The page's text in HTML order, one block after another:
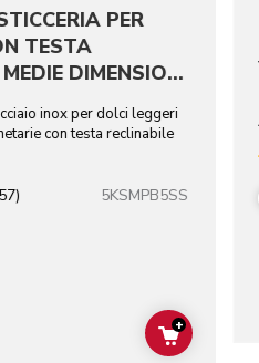
PER
TESTA
DIMENSIONI
inox per dolci leggeri
con testa reclinabile
5KSMPB5SS
ADD TO
+